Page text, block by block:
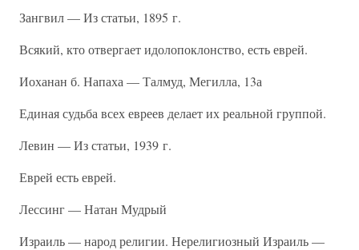
Зангвил — Из статьи, 1895 г.
Всякий, кто отвергает идолопоклонство, есть еврей.
Иоханан б. Напаха — Талмуд, Мегилла, 13а
Единая судьба всех евреев делает их реальной группой.
Левин — Из статьи, 1939 г.
Еврей есть еврей.
Лессинг — Натан Мудрый
Израиль — народ религии. Нерелигиозный Израиль —